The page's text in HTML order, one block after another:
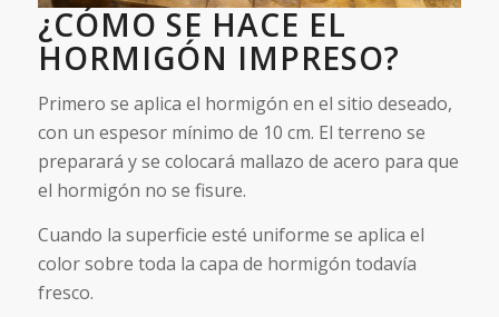
¿CÓMO SE HACE EL
HORMIGÓN IMPRESO?
Primero se aplica el hormigón en el sitio deseado,
con un espesor mínimo de 10 cm. El terreno se
preparará y se colocará mallazo de acero para que
el hormigón no se fisure.
Cuando la superficie esté uniforme se aplica el
color sobre toda la capa de hormigón todavía
fresco.